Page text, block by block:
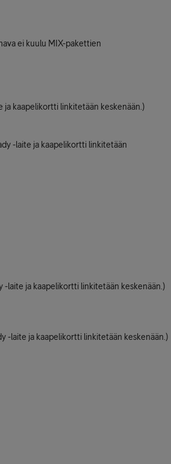
ei kuulu MIX-pakettien
ja kaapelikortti linkitetään keskenään.)
-laite ja kaapelikortti linkitetään
-laite ja kaapelikortti linkitetään keskenään.)
-laite ja kaapelikortti linkitetään keskenään.)